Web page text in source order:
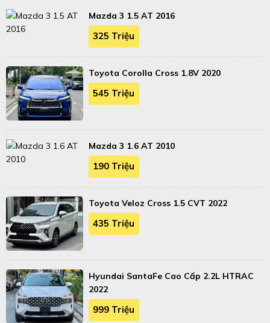
Mazda 3 1.5 AT 2016
325 Triệu
Toyota Corolla Cross 1.8V 2020
545 Triệu
Mazda 3 1.6 AT 2010
190 Triệu
Toyota Veloz Cross 1.5 CVT 2022
435 Triệu
Hyundai SantaFe Cao Cấp 2.2L HTRAC
2022
999 Triệu